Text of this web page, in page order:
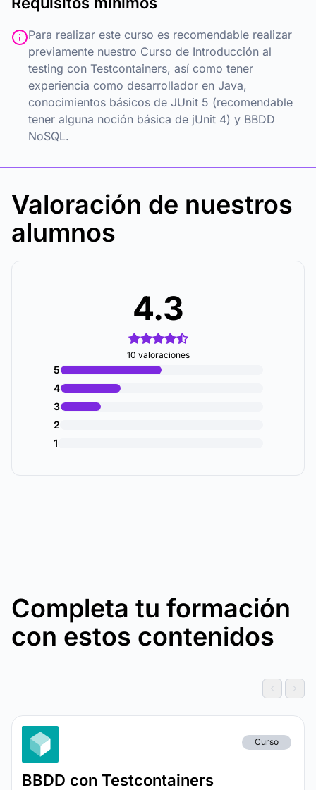
Para realizar este curso es recomendable realizar
previamente nuestro Curso de Introducción al
testing con Testcontainers, así como tener
experiencia como desarrollador en Java,
conocimientos básicos de JUnit 5 (recomendable
tener alguna noción básica de jUnit 4) y BBDD
NoSQL.
Valoración de nuestros
alumnos
4.3
10 valoraciones
5
4
3
2
1
Completa tu formación
con estos contenidos
Curso
BBDD con Testcontainers